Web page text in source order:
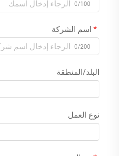
0/100
اسم الشركة
0/200
البلد/المنطقة
نوع العمل